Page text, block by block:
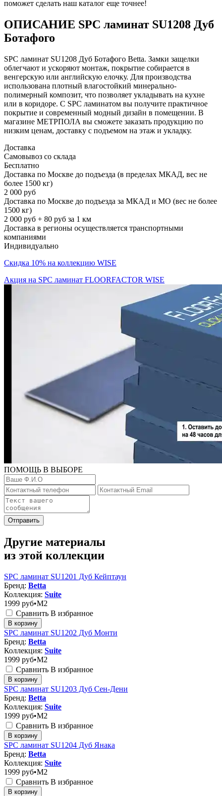
поможет сделать наш каталог еще точнее!
ОПИСАНИЕ SPC ламинат SU1208 Дуб
Ботафого
SPC ламинат SU1208 Дуб Ботафого Betta. Замки защелки
облегчают и ускоряют монтаж, покрытие собирается в
венгерскую или английскую елочку. Для производства
использована плотный влагостойкий минерально-
полимерный композит, что позволяет укладывать на кухне
или в коридоре. С SPC ламинатом вы получите практичное
покрытие и современный модный дизайн в помещении. В
магазине МЕТРПОЛА вы сможете заказать продукцию по
низким ценам, доставку с подъемом на этаж и укладку.
Доставка
Самовывоз со склада
Бесплатно
Доставка по Москве до подъезда (в пределах МКАД, вес не
более 1500 кг)
2 000 руб
Доставка по Москве до подъезда за МКАД и МО (вес не более
1500 кг)
2 000 руб + 80 руб за 1 км
Доставка в регионы осуществляется транспортными
компаниями
Индивидуально
Скидка 10% на коллекцию WISE
Акция на SPC ламинат FLOORFACTOR WISE
ПОМОЩЬ В ВЫБОРЕ
Отправить
Другие материалы
из этой коллекции
SPC ламинат SU1201 Дуб Кейптаун
Бренд: Betta
Коллекция: Suite
1999 руб•M2
Сравнить В избранное
В корзину
SPC ламинат SU1202 Дуб Монти
Бренд: Betta
Коллекция: Suite
1999 руб•M2
Сравнить В избранное
В корзину
SPC ламинат SU1203 Дуб Сен-Дени
Бренд: Betta
Коллекция: Suite
1999 руб•M2
Сравнить В избранное
В корзину
SPC ламинат SU1204 Дуб Янака
Бренд: Betta
Коллекция: Suite
1999 руб•M2
Сравнить В избранное
В корзину